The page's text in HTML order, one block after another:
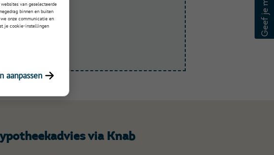
via Knab
van geselecteerde
binnen en buiten
onze communicatie en
je cookie-instellingen
aanpassen